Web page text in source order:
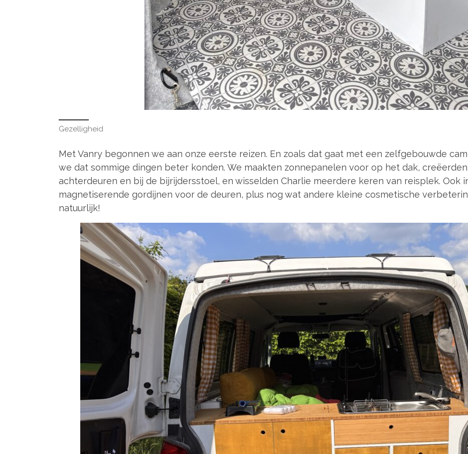
Gezelligheid
Met Vanry begonnen we aan onze eerste reizen. En zoals dat gaat met een zelfgebouwde
we dat sommige dingen beter konden. We maakten zonnepanelen voor op het dak,
achterdeuren en bij de bijrijdersstoel, en wisselden Charlie meerdere keren van reisplek. Ook
magnetiserende gordijnen voor de deuren, plus nog wat andere kleine cosmetische
natuurlijk!